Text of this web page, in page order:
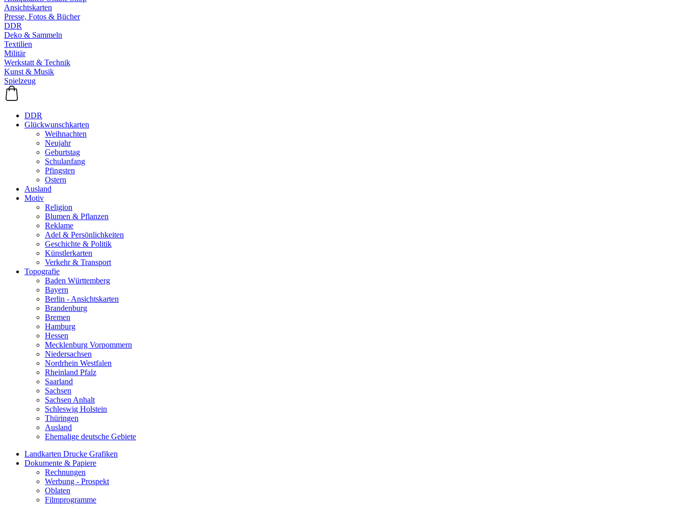
Ansichtskarten
Presse, Fotos & Bücher
DDR
Deko & Sammeln
Textilien
Militär
Werkstatt & Technik
Kunst & Musik
Spielzeug
DDR
Glückwunschkarten
Weihnachten
Neujahr
Geburtstag
Schulanfang
Pfingsten
Ostern
Ausland
Motiv
Religion
Blumen & Pflanzen
Reklame
Adel & Persönlichkeiten
Geschichte & Politik
Künstlerkarten
Verkehr & Transport
Topografie
Baden Württemberg
Bayern
Berlin - Ansichtskarten
Brandenburg
Bremen
Hamburg
Hessen
Mecklenburg Vorpommern
Niedersachsen
Nordrhein Westfalen
Rheinland Pfalz
Saarland
Sachsen
Sachsen Anhalt
Schleswig Holstein
Thüringen
Ausland
Ehemalige deutsche Gebiete
Landkarten Drucke Grafiken
Dokumente & Papiere
Rechnungen
Werbung - Prospekt
Oblaten
Filmprogramme